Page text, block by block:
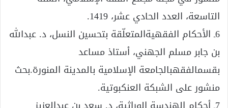
التاسعة، العدد الحادي عشر، 1419.
6ـ الأحكام الفقهيةالمتعلّقة بتحسين النسل، د. عبدالله
بن جابر مسلم الجهني، أستاذ مساعد
بقسمالفقهبالجامعة الإسلامية بالمدينة المنورة.بحث
منشور على الشبكة العنكبوتية.